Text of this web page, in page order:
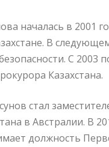
началась в 2001
В
С 2003
Казахстана.
стал
в Австралии. В
должность